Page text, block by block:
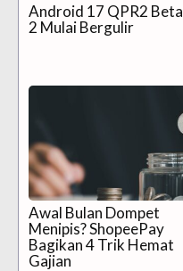
Android 17 QPR2 Beta
2 Mulai Bergulir
Awal Bulan Dompet
Menipis? ShopeePay
Bagikan 4 Trik Hemat
Gajian